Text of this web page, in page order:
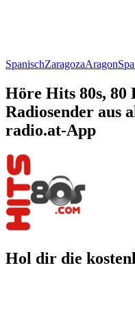
SpanischZaragozaAragon
Höre Hits 80s, 80
Radiosender aus
radio.at-App
Hol dir die